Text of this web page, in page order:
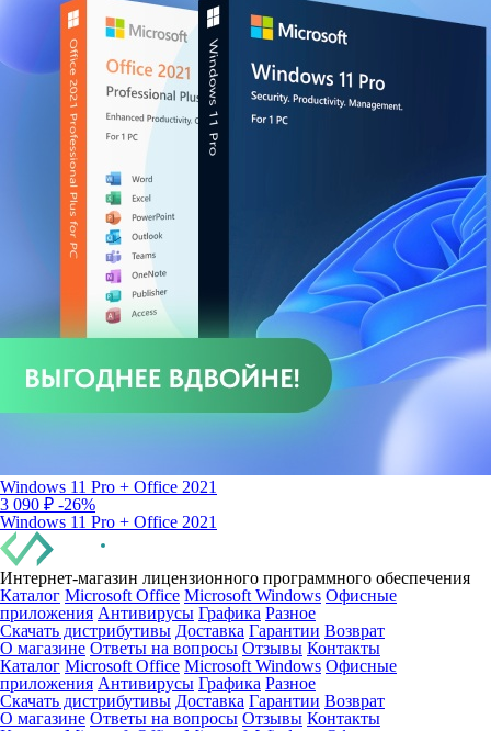
Windows 11 Pro + Office 2021
3 090 ₽ -26%
Windows 11 Pro + Office 2021
Интернет-магазин лицензионного программного обеспечения
Каталог Microsoft Office Microsoft Windows Офисные
приложения Антивирусы Графика Разное
Скачать дистрибутивы Доставка Гарантии Возврат
О магазине Ответы на вопросы Отзывы Контакты
Каталог Microsoft Office Microsoft Windows Офисные
приложения Антивирусы Графика Разное
Скачать дистрибутивы Доставка Гарантии Возврат
О магазине Ответы на вопросы Отзывы Контакты